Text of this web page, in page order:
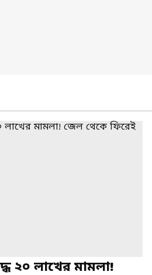
২০ লাখের মামলা!